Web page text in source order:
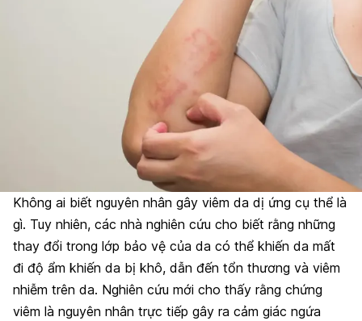
Không ai biết nguyên nhân gây viêm da dị ứng cụ thể là
gì. Tuy nhiên, các nhà nghiên cứu cho biết rằng những
thay đổi trong lớp bảo vệ của da có thể khiến da mất
đi độ ẩm khiến da bị khô, dẫn đến tổn thương và viêm
nhiễm trên da. Nghiên cứu mới cho thấy rằng chứng
viêm là nguyên nhân trực tiếp gây ra cảm giác ngứa